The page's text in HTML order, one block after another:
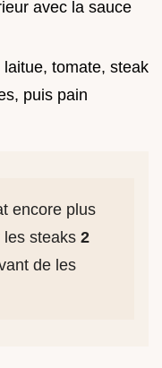
avec la sauce
tomate, steak
puis pain
encore plus
les steaks 2
de les